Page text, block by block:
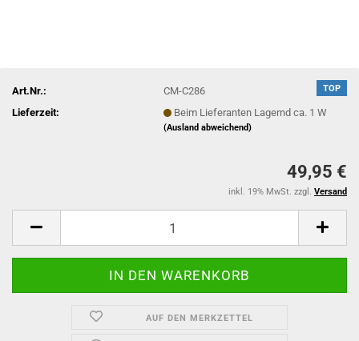
TOP
Art.Nr.:
CM-C286
Lieferzeit:
Beim Lieferanten Lagernd ca. 1 W
(Ausland abweichend)
49,95 €
inkl. 19% MwSt. zzgl. Versand
AUF DEN MERKZETTEL